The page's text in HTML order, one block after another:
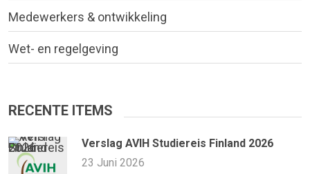
Medewerkers & ontwikkeling
Wet- en regelgeving
RECENTE ITEMS
Verslag AVIH Studiereis Finland 2026
23 Juni 2026